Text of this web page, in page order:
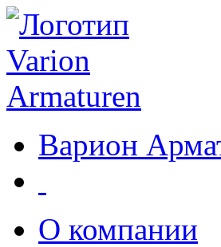
Варион
О компании